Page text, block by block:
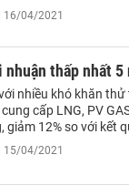
16/04/2021
thấp nhất 5
nhiều khó khăn
cấp LNG, PV
giảm 12% so với kết
15/04/2021